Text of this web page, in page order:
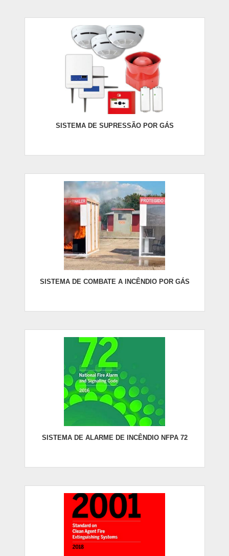
SISTEMA DE SUPRESSÃO POR GÁS
SISTEMA DE COMBATE A INCÊNDIO POR GÁS
SISTEMA DE ALARME DE INCÊNDIO NFPA 72